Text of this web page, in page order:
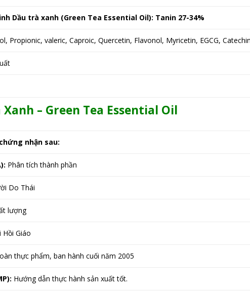
Dầu trà xanh (Green Tea Essential Oil): Tanin 27-34%
Propionic, valeric, Caproic, Quercetin, Flavonol, Myricetin, EGCG,
– Green Tea Essential Oil
nhận sau:
Phân tích thành phần
Do Thái
lượng
Giáo
thực phẩm, ban hành cuối năm 2005
Hướng dẫn thực hành sản xuất tốt.